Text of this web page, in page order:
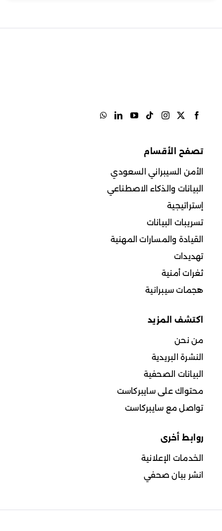
تصفح الأقسام
الأمن السيبراني السعودي
البيانات والذكاء الاصطناعي
إستراتيجية
تسريبات البيانات
القيادة والمسارات المهنية
تهديدات
ثغرات أمنية
هجمات سيبرانية
اكتشف المزيد
من نحن
النشرة البريدية
البيانات الصحفية
محتواك على سايبركاست
تواصل مع سايبركاست
روابط أخرى
الخدمات الإعلانية
انشر بيان صحفي